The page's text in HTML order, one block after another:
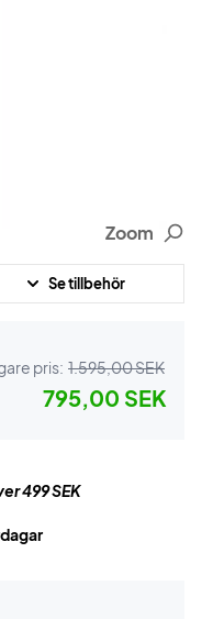
Zoom
Se tillbehör
pris: 1.595,00 SEK
795,00 SEK
499 SEK